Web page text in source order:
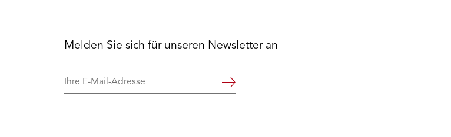
Melden Sie sich für unseren Newsletter an
Ihre
Weiter